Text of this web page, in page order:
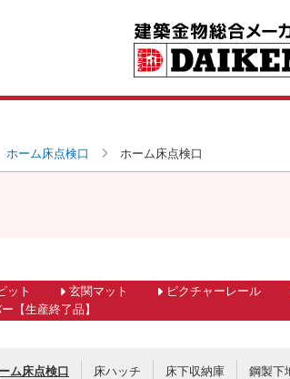
ホーム床点検口 ホーム床点検口
ット 玄関マット ピクチャーレール
【生産終了品】
ム床点検口 床ハッチ 床下収納庫 鋼製下